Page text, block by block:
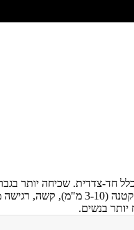
אוזניות, קסדה) הגורם לאיסכמיה